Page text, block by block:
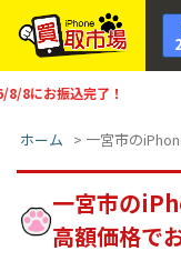
！
ホーム > 一宮市の
一宮市の
高額価格で